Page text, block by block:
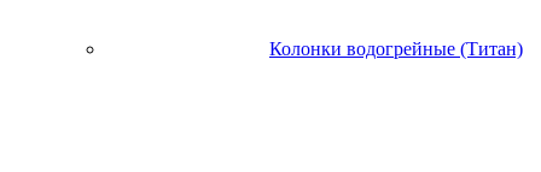
Колонки водогрейные (Титан)